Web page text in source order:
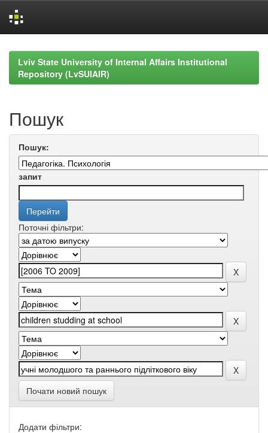
navigationLviv State University of Internal Affairs Institutional
Repository (LvSUIAIR)
Пошук
Пошук:
запит
Поточні фільтри:
Почати новий пошук
Додати фільтри: